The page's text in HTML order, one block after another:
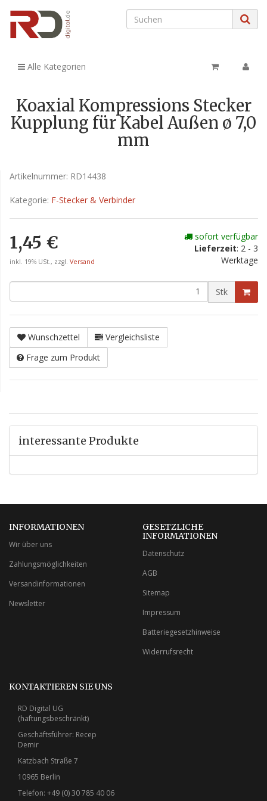
Alle Kategorien
Koaxial Kompressions Stecker
Kupplung für Kabel Außen ø 7,0
mm
Artikelnummer: RD14438
Kategorie: F-Stecker & Verbinder
1,45 €
inkl. 19% USt., zzgl. Versand
sofort verfügbar
Lieferzeit: 2 - 3
Werktage
Stk
Wunschzettel
Vergleichsliste
Frage zum Produkt
interessante Produkte
INFORMATIONEN
Wir über uns
Zahlungsmöglichkeiten
Versandinformationen
Newsletter
GESETZLICHE
INFORMATIONEN
Datenschutz
AGB
Sitemap
Impressum
Batteriegesetzhinweise
Widerrufsrecht
KONTAKTIEREN SIE UNS
RD Digital UG
(haftungsbeschränkt)
Geschäftsführer: Recep
Demir
Katzbach Straße 7
10965 Berlin
Telefon: +49 (0) 30 785 40 06